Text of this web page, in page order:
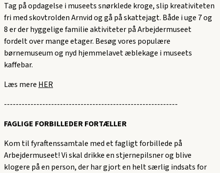
Tag på opdagelse i museets snørklede kroge, slip kreativiteten
fri med skovtrolden Arnvid og gå på skattejagt. Både i uge 7 og
8 er der hyggelige familie aktiviteter på Arbejdermuseet
fordelt over mange etager. Besøg vores populære
børnemuseum og nyd hjemmelavet æblekage i museets
kaffebar.
Læs mere HER
-----------------------------------------------------------
FAGLIGE FORBILLEDER FORTÆLLER
Kom til fyraftenssamtale med et fagligt forbillede på
Arbejdermuseet! Vi skal drikke en stjernepilsner og blive
klogere på en person, der har gjort en helt særlig indsats for